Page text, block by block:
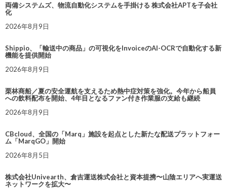
両備システムズ、物流自動化システムを手掛ける 株式会社APTを子会社
化
2026年8月9日
Shippio、「輸送中の商品」の可視化をInvoiceのAI-OCRで自動化する新
機能を提供開始
2026年8月9日
栗林商船／夏の安全運航を支えるため熱中症対策を強化。今年から船員
への飲料配布を開始、4年目となるファン付き作業服の支給も継続
2026年8月9日
CBcloud、全国の「Marq」施設を起点とした新たな配送プラットフォー
ム「MarqGO」開始
2026年8月5日
株式会社Univearth、倉吉運送株式会社と資本提携〜山陰エリアへ実運送
ネットワークを拡大〜